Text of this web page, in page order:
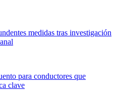
medidas tras investigación
para conductores que
clave